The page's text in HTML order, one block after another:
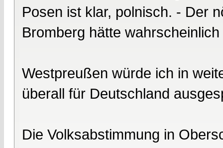
Posen ist klar, polnisch. - Der
Bromberg hätte
Westpreußen würde ich in
überall für Deutschland
Die Volksabstimmung in